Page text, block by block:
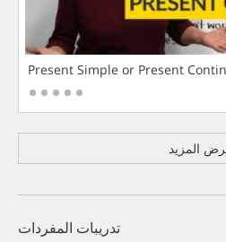
Present Simple or Present
المزيد
تدريبات المفردات